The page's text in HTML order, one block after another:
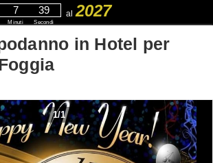
7
Minuti
38
Secondi
al 2027
in Hotel per
1/1